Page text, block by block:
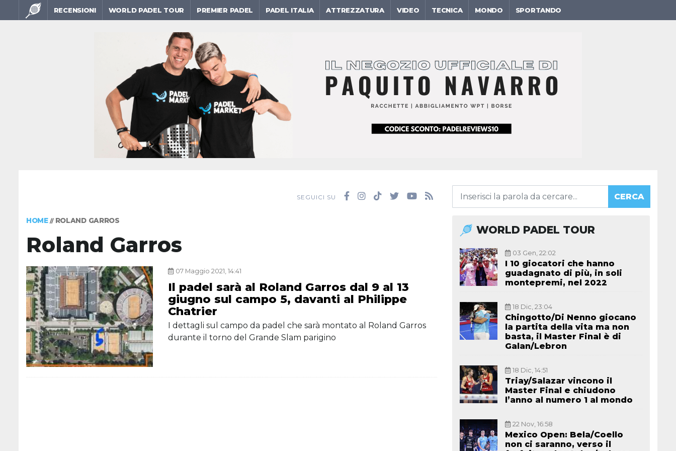
RECENSIONI WORLD PADEL TOUR PREMIER PADEL PADEL ITALIA ATTREZZATURA VIDEO TECNICA MONDO SPORTANDO
SEGUICI SU CERCA
HOME// ROLAND GARROS
Roland Garros
07 Maggio 2021, 14:41
Il padel sarà al Roland Garros dal 9 al 13
giugno sul campo 5, davanti al Philippe
Chatrier
I dettagli sul campo da padel che sarà montato al Roland Garros
durante il torno del Grande Slam parigino
WORLD PADEL TOUR
03 Gen, 22:02
I 10 giocatori che hanno
guadagnato di più, in soli
montepremi, nel 2022
18 Dic, 23:04
Chingotto/Di Nenno giocano
la partita della vita ma non
basta, il Master Final è di
Galan/Lebron
18 Dic, 14:51
Triay/Salazar vincono il
Master Final e chiudono
l’anno al numero 1 al mondo
22 Nov, 16:58
Mexico Open: Bela/Coello
non ci saranno, verso il